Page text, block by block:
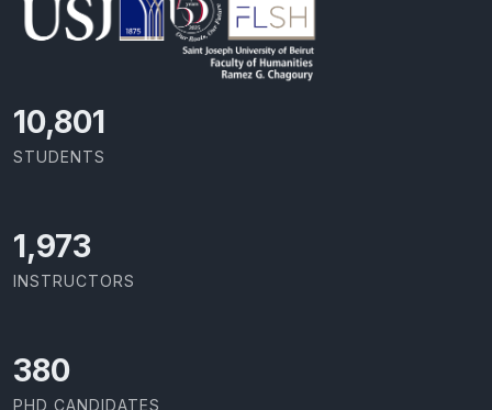
11,727
STUDENTS
2,142
INSTRUCTORS
437
PHD CANDIDATES